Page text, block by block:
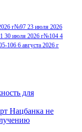
2012
№96+97 3
июля
2015 г
2014 г(10)
г№97 23 июля 2026
30 июля 2026 г№104 4
106 6 августа 2026 г
для
Нацбанка не